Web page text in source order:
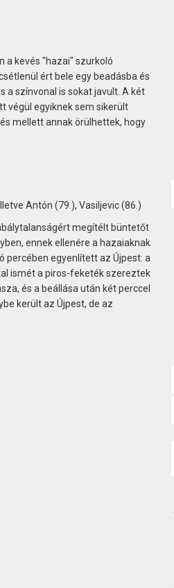
a kevés "hazai" szurkoló
ért bele egy beadásba és
a színvonal is sokat javult. A két
végül egyiknek sem sikerült
mellett annak örülhettek, hogy
Antón (79.), Vasiljevic (86.)
megítélt büntetőt
ennek ellenére a hazaiaknak
percében egyenlített az Újpest: a
ismét a piros-feketék szereztek
és a beállása után két perccel
került az Újpest, de az